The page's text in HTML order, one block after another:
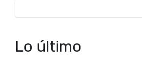
Lo último